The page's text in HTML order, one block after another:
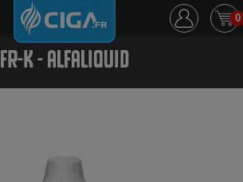
0
E-Liquide
FR-K - ALFALIQUID